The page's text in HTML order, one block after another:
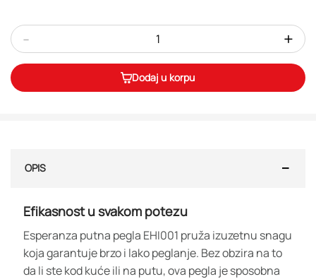
- +
Dodaj u korpu
OPIS
Efikasnost u svakom potezu
Esperanza putna pegla EHI001 pruža izuzetnu snagu
koja garantuje brzo i lako peglanje. Bez obzira na to
da li ste kod kuće ili na putu, ova pegla je sposobna